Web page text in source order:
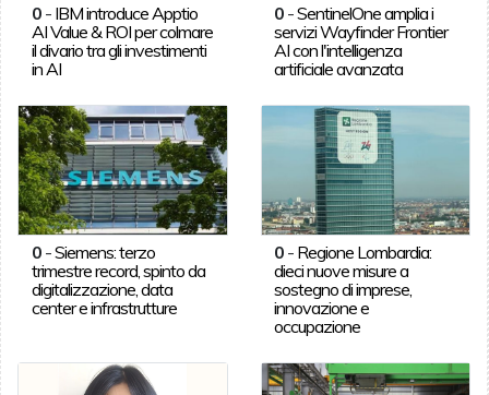
0- IBM introduce Apptio
AI Value & ROI per colmare
il divario tra gli investimenti
in AI
0 -SentinelOne amplia i
servizi Wayfinder Frontier
AI con l'intelligenza
artificiale avanzata
0-Siemens: terzo
trimestre record, spinto da
digitalizzazione, data
center e infrastrutture
0 - Regione Lombardia:
dieci nuove misure a
sostegno di imprese,
innovazione e
occupazione